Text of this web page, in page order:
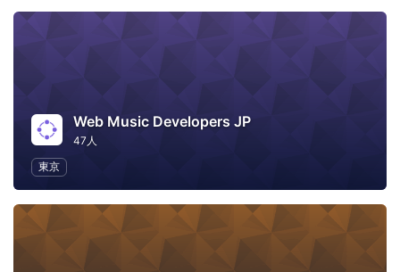
Web Music Developers JP
47人
東京